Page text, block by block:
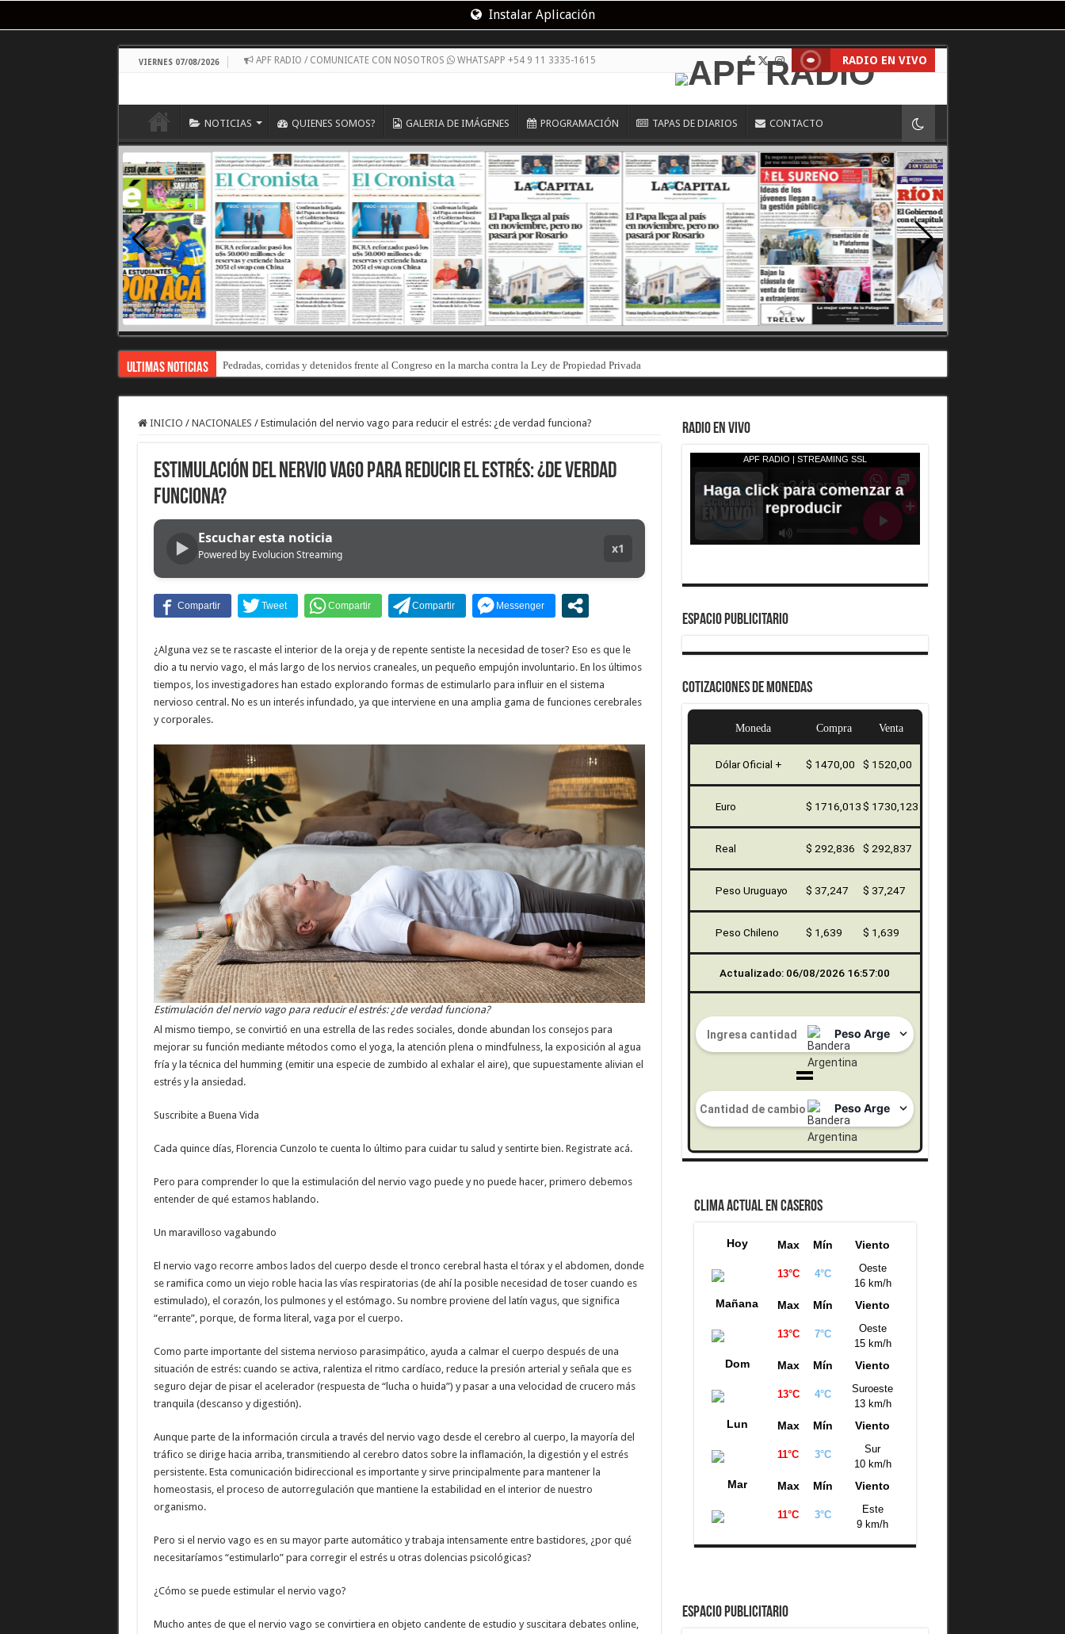
Instalar Aplicación
VIERNES 07/08/2026 APF RADIO / COMUNICATE CON NOSOTROS WHATSAPP +54 9 11 3335-1615 RADIO EN VIVO
NOTICIAS QUIENES SOMOS? GALERIA DE IMÁGENES PROGRAMACIÓN TAPAS DE DIARIOS CONTACTO
Ultimas Noticias La Cámara de Casación confirmó el procesamiento de Julio de Vido y su esposa por enriquecimiento ilícito
INICIO / NACIONALES / Estimulación del nervio vago para reducir el estrés: ¿de verdad funciona?
Estimulación del nervio vago para reducir el estrés: ¿de verdad
funciona?
▶ Escuchar esta noticia
Powered by Evolucion Streaming x1
¿Alguna vez se te rascaste el interior de la oreja y de repente sentiste la necesidad de toser? Eso es que le
dio a tu nervio vago, el más largo de los nervios craneales, un pequeño empujón involuntario. En los últimos
tiempos, los investigadores han estado explorando formas de estimularlo para influir en el sistema
nervioso central. No es un interés infundado, ya que interviene en una amplia gama de funciones cerebrales
y corporales.
Estimulación del nervio vago para reducir el estrés: ¿de verdad funciona?
Al mismo tiempo, se convirtió en una estrella de las redes sociales, donde abundan los consejos para
mejorar su función mediante métodos como el yoga, la atención plena o mindfulness, la exposición al agua
fría y la técnica del humming (emitir una especie de zumbido al exhalar el aire), que supuestamente alivian el
estrés y la ansiedad.
Suscribite a Buena Vida
Cada quince días, Florencia Cunzolo te cuenta lo último para cuidar tu salud y sentirte bien. Registrate acá.
Pero para comprender lo que la estimulación del nervio vago puede y no puede hacer, primero debemos
entender de qué estamos hablando.
Un maravilloso vagabundo
El nervio vago recorre ambos lados del cuerpo desde el tronco cerebral hasta el tórax y el abdomen, donde
se ramifica como un viejo roble hacia las vías respiratorias (de ahí la posible necesidad de toser cuando es
estimulado), el corazón, los pulmones y el estómago. Su nombre proviene del latín vagus, que significa
“errante”, porque, de forma literal, vaga por el cuerpo.
Como parte importante del sistema nervioso parasimpático, ayuda a calmar el cuerpo después de una
situación de estrés: cuando se activa, ralentiza el ritmo cardíaco, reduce la presión arterial y señala que es
seguro dejar de pisar el acelerador (respuesta de “lucha o huida”) y pasar a una velocidad de crucero más
tranquila (descanso y digestión).
Aunque parte de la información circula a través del nervio vago desde el cerebro al cuerpo, la mayoría del
tráfico se dirige hacia arriba, transmitiendo al cerebro datos sobre la inflamación, la digestión y el estrés
persistente. Esta comunicación bidireccional es importante y sirve principalmente para mantener la
homeostasis, el proceso de autorregulación que mantiene la estabilidad en el interior de nuestro
organismo.
Pero si el nervio vago es en su mayor parte automático y trabaja intensamente entre bastidores, ¿por qué
necesitaríamos “estimularlo” para corregir el estrés u otras dolencias psicológicas?
¿Cómo se puede estimular el nervio vago?
Mucho antes de que el nervio vago se convirtiera en objeto candente de estudio y suscitara debates online,
RADIO EN VIVO
ESPACIO PUBLICITARIO
COTIZACIONES DE MONEDAS
Moneda Compra Venta
Dólar Oficial + $ 1470,00 $ 1520,00
Euro $ 1716,013$ 1730,123
Real $ 292,836 $ 292,837
Peso Uruguayo $ 37,247 $ 37,247
Peso Chileno $ 1,639 $ 1,639
Actualizado: 06/08/2026 16:57:00
CLIMA ACTUAL EN CASEROS
Hoy Max Mín Viento
13°C 4°C
Oeste
16 km/h
Mañana Max Mín Viento
13°C 7°C
Oeste
15 km/h
Dom Max Mín Viento
13°C 4°C
Suroeste
13 km/h
Lun Max Mín Viento
11°C 3°C
Sur
10 km/h
Mar Max Mín Viento
11°C 3°C
Este
9 km/h
ESPACIO PUBLICITARIO